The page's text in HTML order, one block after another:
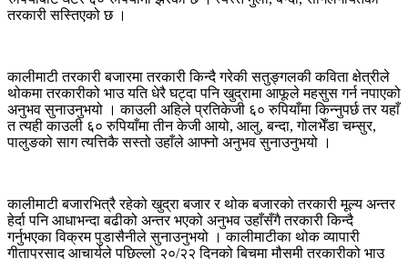
तरकारी सस्तिएको छ ।
कालीमाटी तरकारी बजारमा तरकारी किन्दै गरेकी सतुङ्गलकी कविता क्षेत्रीले
थोकमा तरकारीको भाउ यति धेरै घट्दा पनि खुद्रामा आफूले महसुस गर्न नपाएको
अनुभव सुनाउनुभयो । काउली अहिले प्रतिकेजी ६० रुपियाँमा किन्नुपर्छ तर यहाँ
त त्यही काउली ६० रुपियाँमा तीन केजी आयो, आलु,बन्दा,गोलभेँडा चम्सुर,
पालुङको साग त्यत्तिकै सस्तो उहाँले आफ्नो अनुभव सुनाउनुभयो ।
कालीमाटी बजारभित्रै रहेको खुद्रा बजार र थोक बजारको तरकारी मूल्य अन्तर
हेर्दा पनि आधाभन्दा बढीको अन्तर भएको अनुभव उहाँसँगै तरकारी किन्दै
गर्नुभएका विक्रम पुडासैनीले सुनाउनुभयो । कालीमाटीका थोक व्यापारी
गीताप्रसाद आचार्यले पछिल्लो २०/२२ दिनको बिचमा मौसमी तरकारीको भाउ